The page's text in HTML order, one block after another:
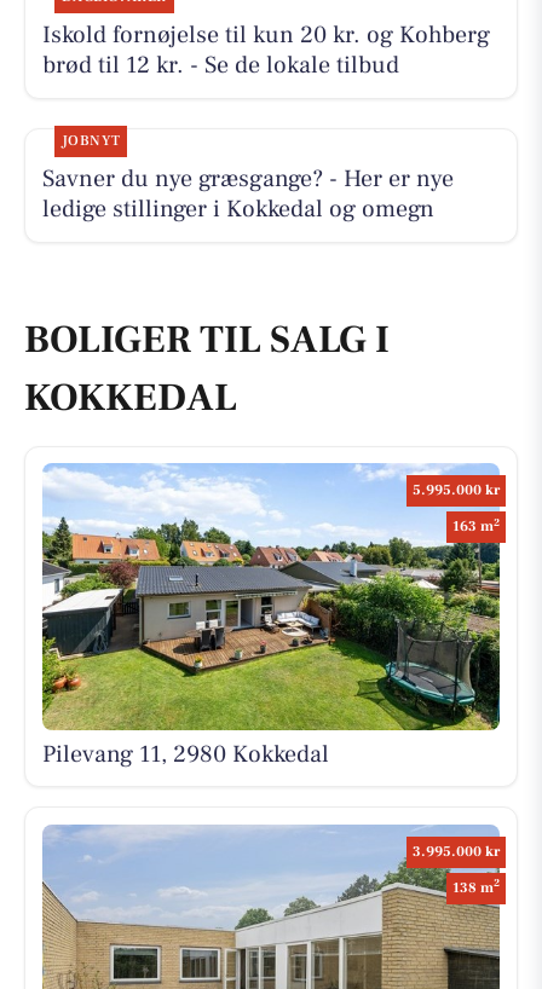
Iskold fornøjelse til kun 20 kr. og Kohberg
brød til 12 kr. - Se de lokale tilbud
JOBNYT
Savner du nye græsgange? - Her er nye
ledige stillinger i Kokkedal og omegn
BOLIGER TIL SALG I
KOKKEDAL
5.995.000 kr
163 m2
Pilevang 11, 2980 Kokkedal
3.995.000 kr
138 m2